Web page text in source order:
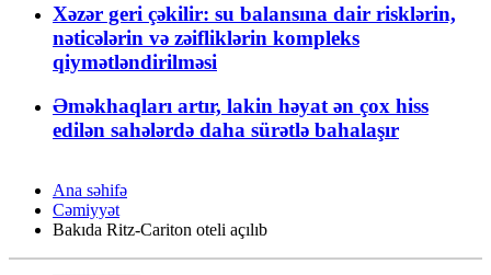
Xəzər geri çəkilir: su balansına dair risklərin,
nəticələrin və zəifliklərin kompleks
qiymətləndirilməsi
Əməkhaqları artır, lakin həyat ən çox hiss
edilən sahələrdə daha sürətlə bahalaşır
Ana səhifə
Cəmiyyət
Bakıda Ritz-Cariton oteli açılıb